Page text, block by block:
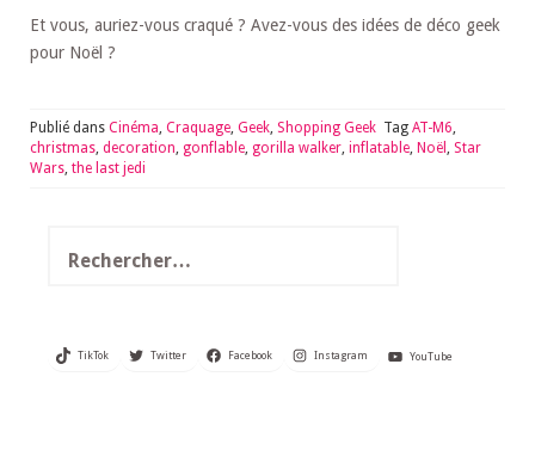
Et vous, auriez-vous craqué ? Avez-vous des idées de déco geek
pour Noël ?
Publié dans Cinéma, Craquage, Geek, Shopping Geek Tag AT-M6,
christmas, decoration, gonflable, gorilla walker, inflatable, Noël , Star
Wars, the last jedi
TikTok Twitter Facebook Instagram YouTube